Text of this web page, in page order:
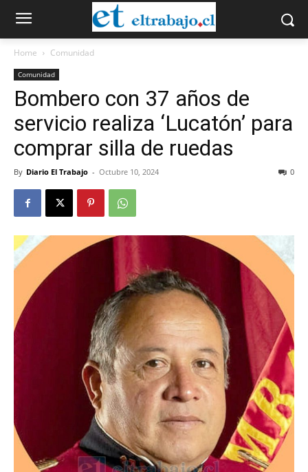
Home Comunidad
Comunidad
Bombero con 37 años de
servicio realiza ‘Lucatón’ para
comprar silla de ruedas
By Diario El Trabajo - Octubre 10, 2024 0